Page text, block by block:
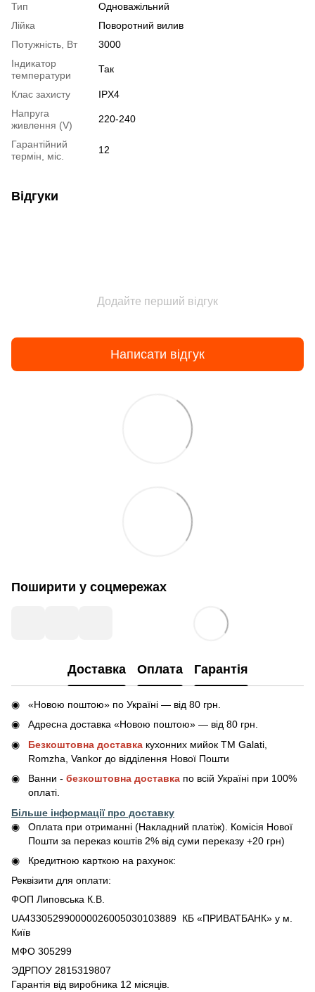
Тип
Одноважільний
Лійка
Поворотний вилив
Потужність, Вт
3000
Індикатор
температури
Так
Клас захисту
IPX4
Напруга
живлення (V)
220-240
Гарантійний
термін, міс.
12
Відгуки
Додайте перший відгук
Написати відгук
Поширити у соцмережах
Доставка Оплата Гарантія
«Новою поштою» по Україні — від 80 грн.
Адресна доставка «Новою поштою» — від 80 грн.
Безкоштовна доставка кухонних мийок ТМ Galati,
Romzha, Vankor до відділення Нової Пошти
Ванни - безкоштовна доставка по всій Україні при 100%
оплаті.
Більше інформації про доставку
Оплата при отриманні (Накладний платіж). Комісія Нової
Пошти за переказ коштів 2% від суми переказу +20 грн)
Кредитною карткою на рахунок:
Реквізити для оплати:
ФОП Липовська К.В.
UA433052990000026005030103889 КБ «ПРИВАТБАНК» у м.
Київ
МФО 305299
ЭДРПОУ 2815319807
Гарантія від виробника 12 місяців.